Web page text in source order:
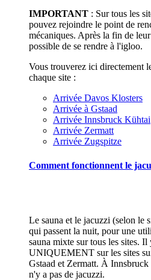
IMPORTANT : Sur tous les
pouvez rejoindre le point de
mécaniques. Après la fin de
possible de se rendre à l'igloo.
Vous trouverez ici directement
chaque site :
Arrivée Davos Klosters
Arrivée à Gstaad
Arrivée Innsbruck Kühtai
Arrivée Zermatt
Arrivée Zugspitze
Comment fonctionnent le
Le sauna et le jacuzzi (selon le
qui passent la nuit, pour une
sauna mixte sur tous les sites. Il
UNIQUEMENT sur les sites
Gstaad et Zermatt. À
n'y a pas de jacuzzi.